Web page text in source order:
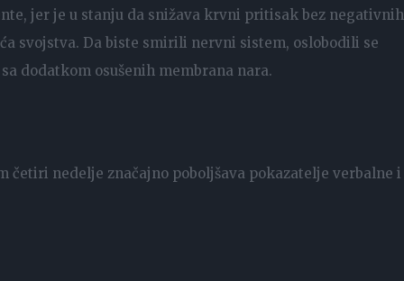
jer je u stanju da snižava krvni pritisak bez negativnih
svojstva. Da biste smirili nervni sistem, oslobodili se
dodatkom osušenih membrana nara.
četiri nedelje značajno poboljšava pokazatelje verbalne i